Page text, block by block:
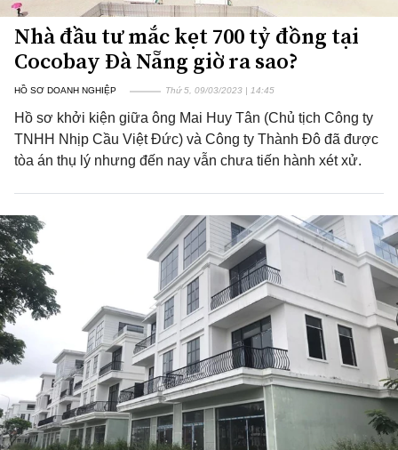
Nhà đầu tư mắc kẹt 700 tỷ đồng tại
Cocobay Đà Nẵng giờ ra sao?
HỒ SƠ DOANH NGHIỆP Thứ 5, 09/03/2023 | 14:45
Hồ sơ khởi kiện giữa ông Mai Huy Tân (Chủ tịch Công ty
TNHH Nhịp Cầu Việt Đức) và Công ty Thành Đô đã được
tòa án thụ lý nhưng đến nay vẫn chưa tiến hành xét xử.